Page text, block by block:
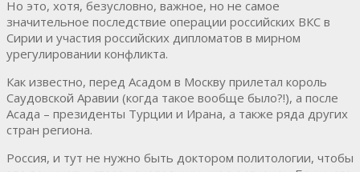
Но это, хотя, безусловно, важное, но не самое
значительное последствие операции российских ВКС в
Сирии и участия российских дипломатов в мирном
урегулировании конфликта.
Как известно, перед Асадом в Москву прилетал король
Саудовской Аравии (когда такое вообще было?!), а после
Асада – президенты Турции и Ирана, а также ряда других
стран региона.
Россия, и тут не нужно быть доктором политологии, чтобы